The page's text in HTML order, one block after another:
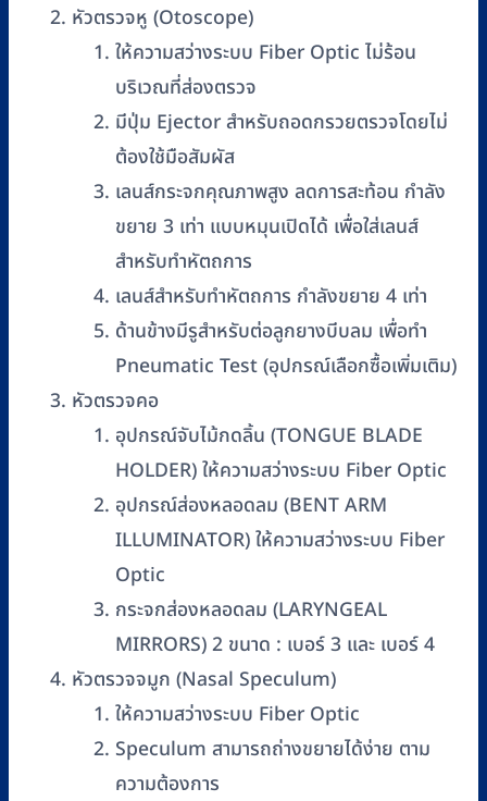
หัวตรวจหู (Otoscope)
ให้ความสว่างระบบ Fiber Optic ไม่ร้อน
บริเวณที่ส่องตรวจ
มีปุ่ม Ejector สำหรับถอดกรวยตรวจโดยไม่
ต้องใช้มือสัมผัส
เลนส์กระจกคุณภาพสูง ลดการสะท้อน กำลัง
ขยาย 3 เท่า แบบหมุนเปิดได้ เพื่อใส่เลนส์
สำหรับทำหัตถการ
เลนส์สำหรับทำหัตถการ กำลังขยาย 4 เท่า
ด้านข้างมีรูสำหรับต่อลูกยางบีบลม เพื่อทำ
Pneumatic Test (อุปกรณ์เลือกซื้อเพิ่มเติม)
หัวตรวจคอ
อุปกรณ์จับไม้กดลิ้น (TONGUE BLADE
HOLDER) ให้ความสว่างระบบ Fiber Optic
อุปกรณ์ส่องหลอดลม (BENT ARM
ILLUMINATOR) ให้ความสว่างระบบ Fiber
Optic
กระจกส่องหลอดลม (LARYNGEAL
MIRRORS) 2 ขนาด : เบอร์ 3 และ เบอร์ 4
หัวตรวจจมูก (Nasal Speculum)
ให้ความสว่างระบบ Fiber Optic
Speculum สามารถถ่างขยายได้ง่าย ตาม
ความต้องการ